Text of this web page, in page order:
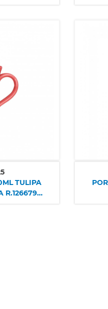
TULIPA
R.126679